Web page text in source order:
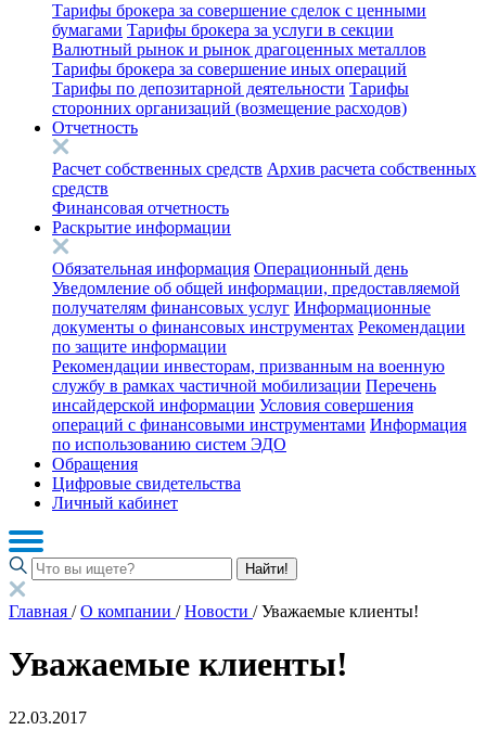
Тарифы брокера за совершение сделок с ценными
бумагами Тарифы брокера за услуги в секции
Валютный рынок и рынок драгоценных металлов
Тарифы брокера за совершение иных операций
Тарифы по депозитарной деятельности Тарифы
сторонних организаций (возмещение расходов)
Отчетность
Расчет собственных средств Архив расчета собственных
средств
Финансовая отчетность
Раскрытие информации
Обязательная информация Операционный день
Уведомление об общей информации, предоставляемой
получателям финансовых услуг Информационные
документы о финансовых инструментах Рекомендации
по защите информации
Рекомендации инвесторам, призванным на военную
службу в рамках частичной мобилизации Перечень
инсайдерской информации Условия совершения
операций с финансовыми инструментами Информация
по использованию систем ЭДО
Обращения
Цифровые свидетельства
Личный кабинет
Найти!
Главная /О компании /Новости /Уважаемые клиенты!
Уважаемые клиенты!
22.03.2017